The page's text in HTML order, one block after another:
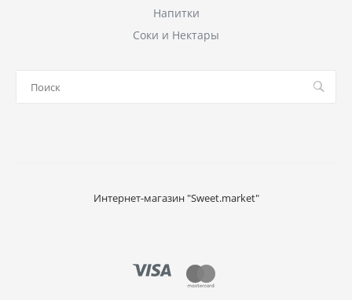
Напитки
Соки и Нектары
Интернет-магазин "Sweet.market"